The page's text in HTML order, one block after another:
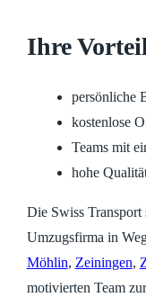
Ihre
persönliche
kostenlose
Teams mit
hohe
Die Swiss Transport
Umzugsfirma in
Möhlin, Zeiningen,
motivierten Team